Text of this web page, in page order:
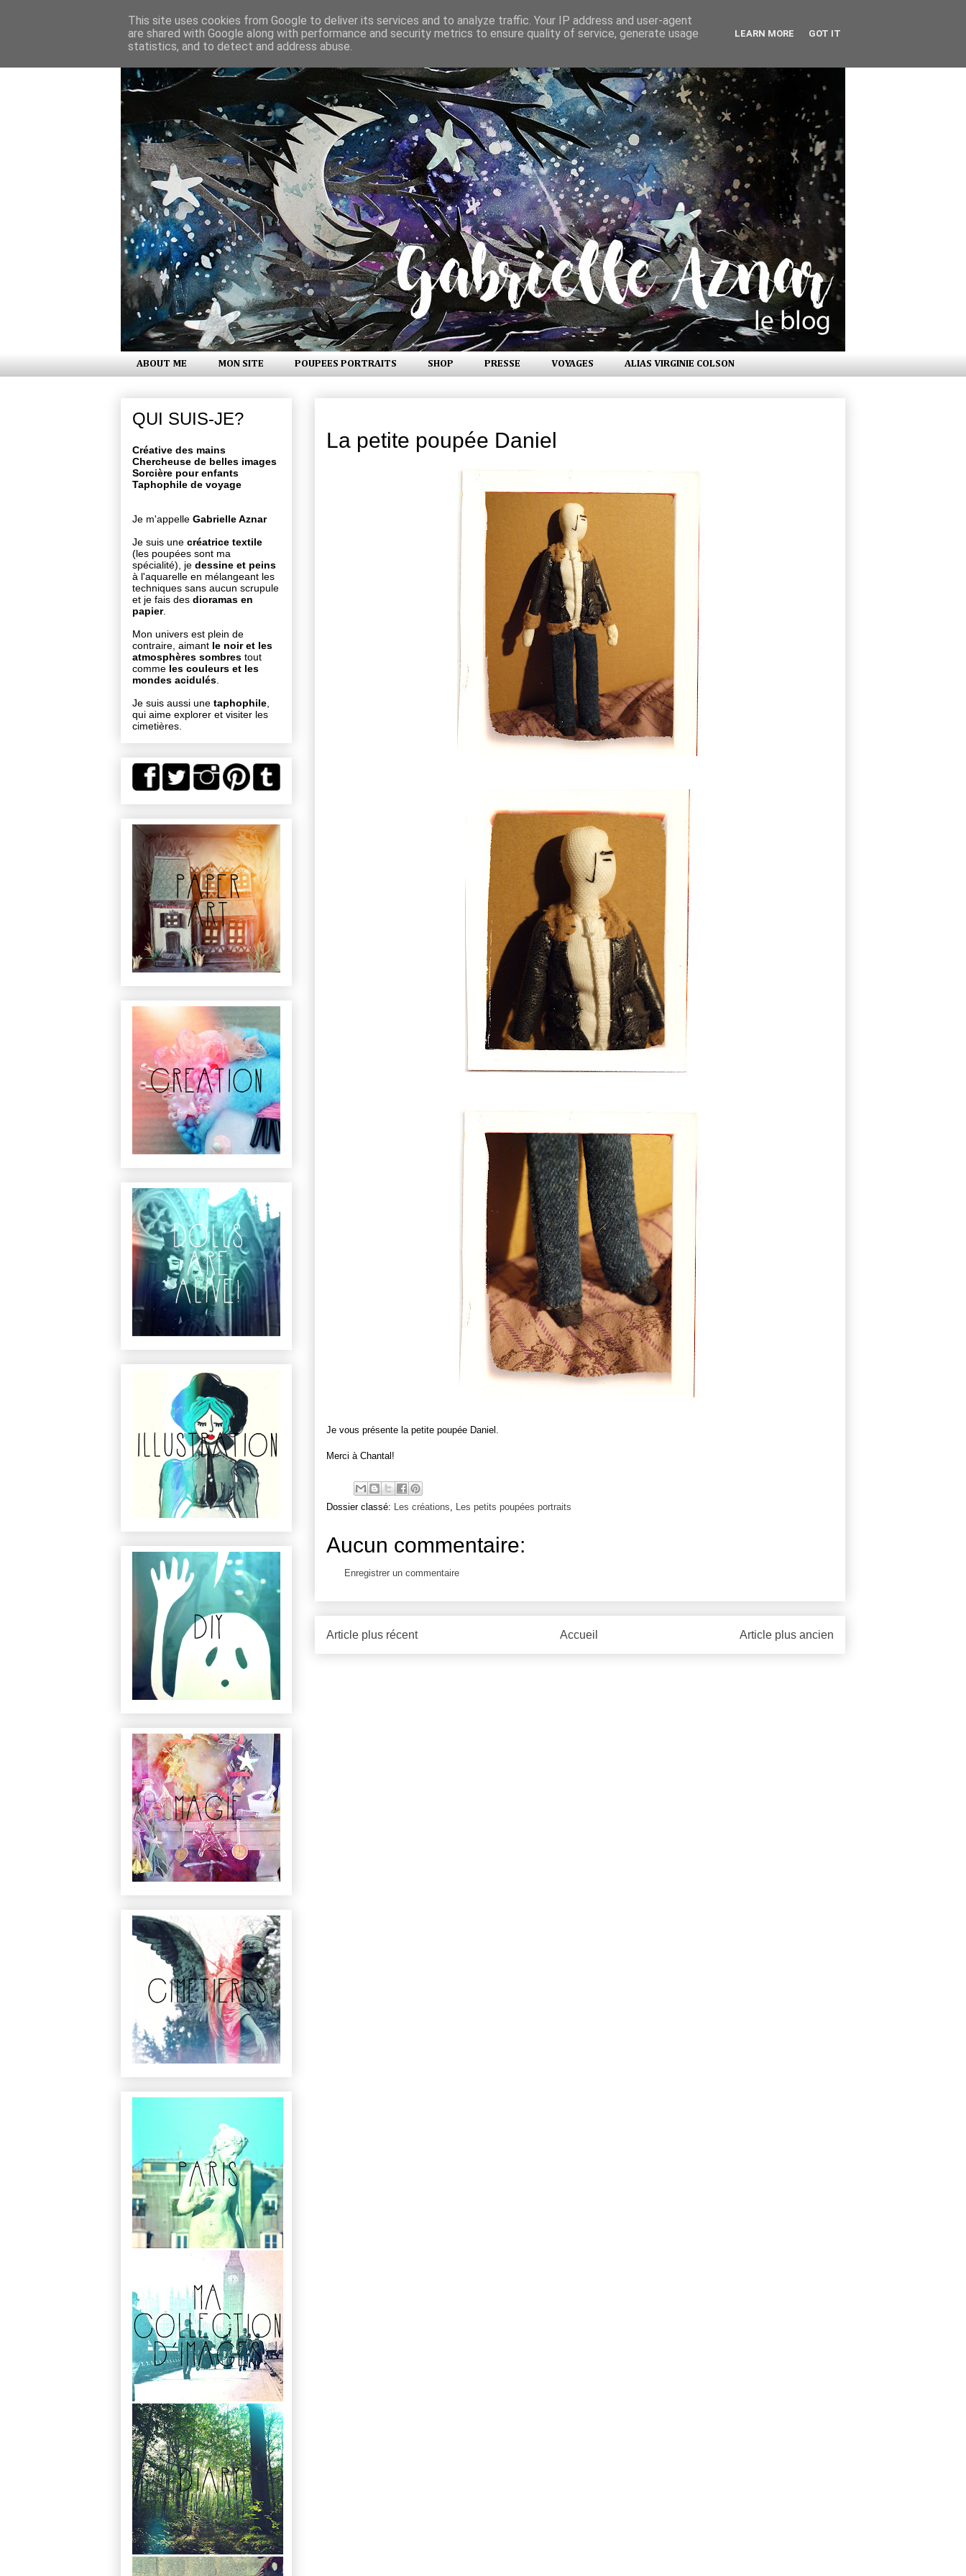
ABOUT ME MON SITE POUPEES PORTRAITS SHOP PRESSE VOYAGES ALIAS VIRGINIE COLSON
La petite poupée Daniel
Je vous présente la petite poupée Daniel.
Merci à Chantal!
Dossier classé: Les créations Les petits poupées portraits
Aucun commentaire:
Enregistrer un commentaire
Article plus récent Article plus ancien
Accueil
QUI SUIS-JE?
Créative des mains
Chercheuse de belles images
Sorcière pour enfants
Taphophile de voyage
Je m'appelle Gabrielle Aznar
Je suis une créatrice textile
(les poupées sont ma
spécialité), je dessine et peins
à l'aquarelle en mélangeant les
techniques sans aucun scrupule
et je fais des dioramas en
papier.
Mon univers est plein de
contraire, aimant le noir et les
atmosphères sombres tout
comme les couleurs et les
mondes acidulés
Je suis aussi une taphophile
qui aime explorer et visiter les
cimetières.
This site uses cookies from Google to deliver its services and to analyze traffic. Your IP address and user-agent
are shared with Google along with performance and security metrics to ensure quality of service, generate usage
statistics, and to detect and address abuse.
LEARN MORE GOT IT